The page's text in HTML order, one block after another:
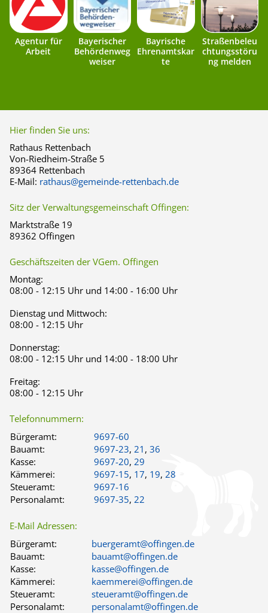
Agentur für
Arbeit
Bayerischer
Behördenweg
weiser
Bayrische
Ehrenamtskar
te
Straßenbeleu
chtungsstöru
ng melden
Hier finden Sie uns:
Rathaus Rettenbach
Von-Riedheim-Straße 5
89364 Rettenbach
E-Mail: rathaus@gemeinde-rettenbach.de
Sitz der Verwaltungsgemeinschaft Offingen:
Marktstraße 19
89362 Offingen
Geschäftszeiten der VGem. Offingen
Montag:
08:00 - 12:15 Uhr und 14:00 - 16:00 Uhr
Dienstag und Mittwoch:
08:00 - 12:15 Uhr
Donnerstag:
08:00 - 12:15 Uhr und 14:00 - 18:00 Uhr
Freitag:
08:00 - 12:15 Uhr
Telefonnummern:
Bürgeramt:
9697-60
Bauamt:
9697-23, 21 , 36
Kasse:
9697-20, 29
Kämmerei:
9697-15, 17, 19, 28
Steueramt:
9697-16
Personalamt:
9697-35, 22
E-Mail Adressen:
Bürgeramt:
buergeramt@offingen.de
Bauamt:
bauamt@offingen.de
Kasse:
kasse@offingen.de
Kämmerei:
kaemmerei@offingen.de
Steueramt:
steueramt@offingen.de
Personalamt:
personalamt@offingen.de